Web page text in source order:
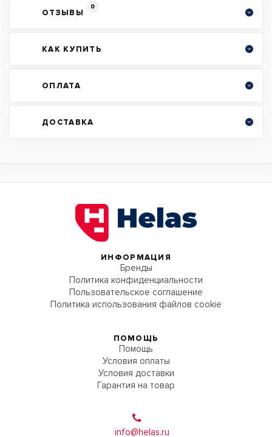
ОТЗЫВЫ
0
КАК КУПИТЬ
ОПЛАТА
ДОСТАВКА
ИНФОРМАЦИЯ
Бренды
Политика конфиденциальности
Пользовательское соглашение
Политика использования файлов cookie
ПОМОЩЬ
Помощь
Условия оплаты
Условия доставки
Гарантия на товар
info@helas.ru